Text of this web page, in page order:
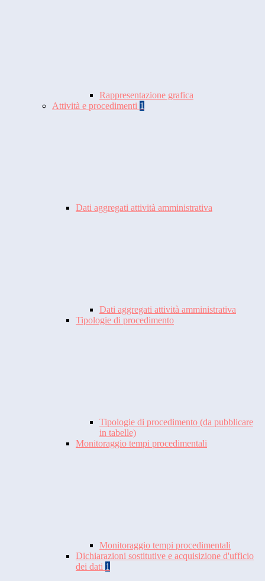
Rappresentazione grafica
Attività e procedimenti 1
Dati aggregati attività amministrativa
Dati aggregati attività amministrativa
Tipologie di procedimento
Tipologie di procedimento (da pubblicare
in tabelle)
Monitoraggio tempi procedimentali
Monitoraggio tempi procedimentali
Dichiarazioni sostitutive e acquisizione d'ufficio
dei dati 1